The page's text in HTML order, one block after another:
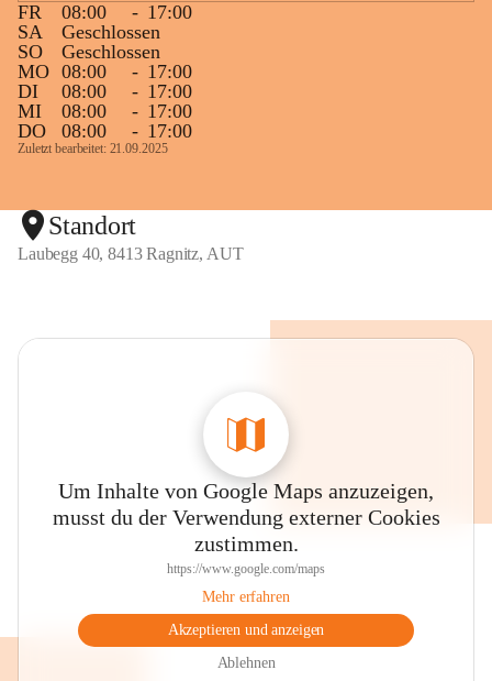
FR
08:00 - 17:00
SA
Geschlossen
SO
Geschlossen
MO 08:00 - 17:00
DI
08:00 - 17:00
MI
08:00 - 17:00
DO
08:00 - 17:00
Zuletzt bearbeitet: 21.09.2025
Standort
Laubegg 40, 8413 Ragnitz, AUT
Um Inhalte von Google Maps anzuzeigen,
musst du der Verwendung externer Cookies
zustimmen.
https://www.google.com/maps
Mehr erfahren
Akzeptieren und anzeigen
Ablehnen